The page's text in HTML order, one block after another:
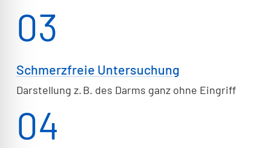
03
Schmerzfreie Untersuchung
Darstellung z. B. des Darms ganz ohne Eingriff
04